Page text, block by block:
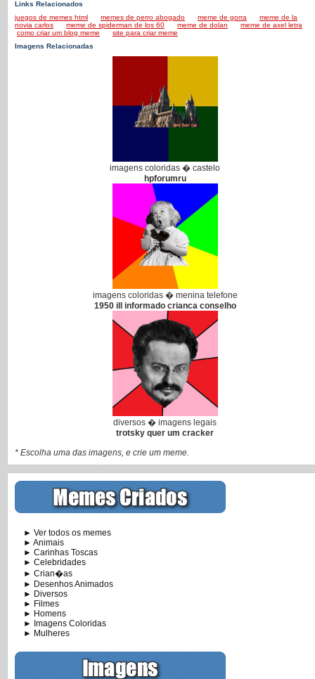
Links Relacionados
juegos de memes html
memes de perro abogado meme de gorra
meme de la
novia carlos
meme de spiderman de los 60 meme de dolan
meme de axel letra
como criar um blog meme
site para criar meme
Imagens Relacionadas
imagens coloridas � castelo
hpforumru
imagens coloridas � menina telefone
1950 ill informado crianca conselho
diversos � imagens legais
trotsky quer um cracker
* Escolha uma das imagens, e crie um meme.
► Ver todos os memes
► Animais
► Carinhas Toscas
► Celebridades
► Crian�as
► Desenhos Animados
► Diversos
► Filmes
► Homens
► Imagens Coloridas
► Mulheres